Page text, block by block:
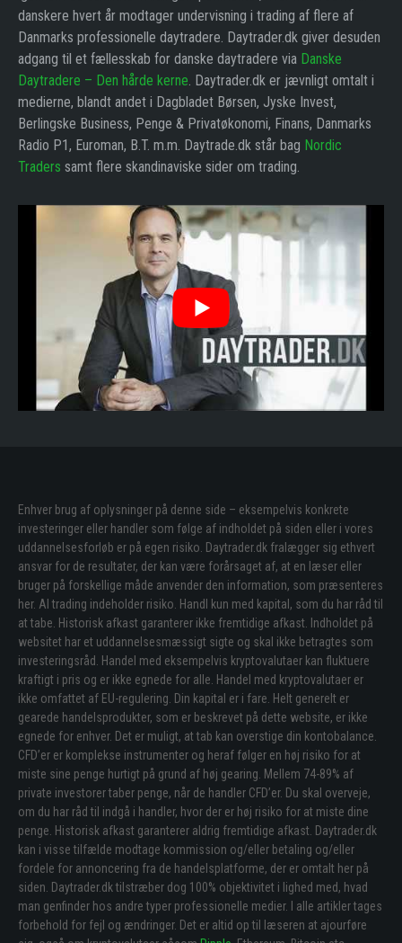
danskere hvert år modtager undervisning i trading af flere af
Danmarks professionelle daytradere. Daytrader.dk giver desuden
adgang til et fællesskab for danske daytradere via Danske
Daytradere – Den hårde kerne. Daytrader.dk er jævnligt omtalt i
medierne, blandt andet i Dagbladet Børsen, Jyske Invest,
Berlingske Business, Penge & Privatøkonomi, Finans, Danmarks
Radio P1, Euroman, B.T. m.m. Daytrade.dk står bag Nordic
Traders samt flere skandinaviske sider om trading.
Enhver brug af oplysninger på denne side – eksempelvis konkrete
investeringer eller handler som følge af indholdet på siden eller i vores
uddannelsesforløb er på egen risiko. Daytrader.dk fralægger sig ethvert
ansvar for de resultater, der kan være forårsaget af, at en læser eller
bruger på forskellige måde anvender den information, som præsenteres
her. Al trading indeholder risiko. Handl kun med kapital, som du har råd til
at tabe. Historisk afkast garanterer ikke fremtidige afkast. Indholdet på
websitet har et uddannelsesmæssigt sigte og skal ikke betragtes som
investeringsråd. Handel med eksempelvis kryptovalutaer kan fluktuere
kraftigt i pris og er ikke egnede for alle. Handel med kryptovalutaer er
ikke omfattet af EU-regulering. Din kapital er i fare. Helt generelt er
gearede handelsprodukter, som er beskrevet på dette website, er ikke
egnede for enhver. Det er muligt, at tab kan overstige din kontobalance.
CFD’er er komplekse instrumenter og heraf følger en høj risiko for at
miste sine penge hurtigt på grund af høj gearing. Mellem 74-89% af
private investorer taber penge, når de handler CFD’er. Du skal overveje,
om du har råd til indgå i handler, hvor der er høj risiko for at miste dine
penge. Historisk afkast garanterer aldrig fremtidige afkast. Daytrader.dk
kan i visse tilfælde modtage kommission og/eller betaling og/eller
fordele for annoncering fra de handelsplatforme, der er omtalt her på
siden. Daytrader.dk tilstræber dog 100% objektivitet i lighed med, hvad
man genfinder hos andre typer professionelle medier. I alle artikler tages
forbehold for fejl og ændringer. Det er altid op til læseren at ajourføre